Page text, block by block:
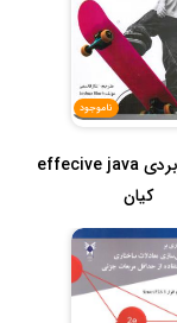
ناموجود
جاوای کاربردی effecive java
کیان